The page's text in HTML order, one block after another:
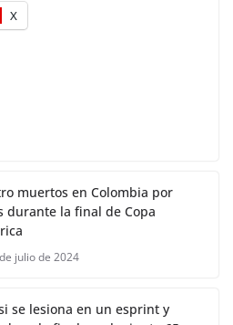
X
muertos en Colombia por
durante la final de Copa
julio de 2024
se lesiona en un esprint y